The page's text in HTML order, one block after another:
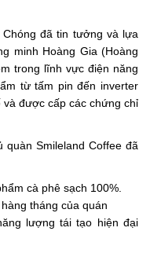
đã tin tưởng và lựa
minh Hoàng Gia (Hoàng
trong lĩnh vực điện năng
từ tấm pin đến inverter
được cấp các chứng chỉ
Smileland Coffee đã
cà phê sạch 100%.
tháng của quán
lượng tái tạo hiện đại